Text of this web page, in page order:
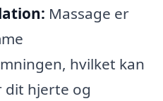
Massage er
hvilket kan
hjerte og